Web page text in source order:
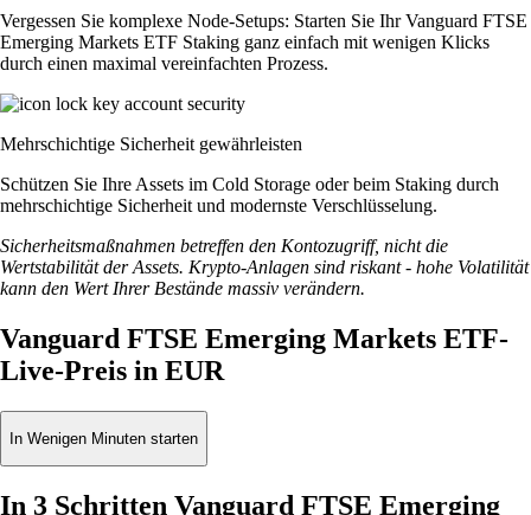
Vergessen Sie komplexe Node-Setups: Starten Sie Ihr Vanguard FTSE
Emerging Markets ETF Staking ganz einfach mit wenigen Klicks
durch einen maximal vereinfachten Prozess.
Mehrschichtige Sicherheit gewährleisten
Schützen Sie Ihre Assets im Cold Storage oder beim Staking durch
mehrschichtige Sicherheit und modernste Verschlüsselung.
Sicherheitsmaßnahmen betreffen den Kontozugriff, nicht die
Wertstabilität der Assets. Krypto-Anlagen sind riskant - hohe Volatilität
kann den Wert Ihrer Bestände massiv verändern.
Vanguard FTSE Emerging Markets ETF-
Live-Preis in EUR
In Wenigen Minuten starten
In 3 Schritten Vanguard FTSE Emerging